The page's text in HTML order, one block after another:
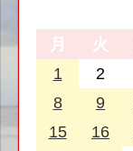
月
火
1
2
8
9
15
16